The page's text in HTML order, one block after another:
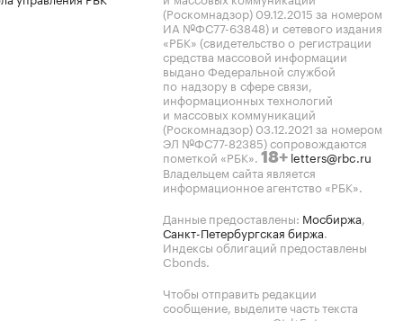
(Роскомнадзор) 09.12.2015 за номером
ИА №ФС77-63848) и сетевого издания
«РБК» (свидетельство о регистрации
средства массовой информации
выдано Федеральной службой
по надзору в сфере связи,
информационных технологий
и массовых коммуникаций
(Роскомнадзор) 03.12.2021 за номером
ЭЛ №ФС77-82385) сопровождаются
пометкой «РБК». 18+ letters@rbc.ru
Владельцем сайта является
информационное агентство «РБК».
Данные предоставлены: Мосбиржа,
Санкт-Петербургская биржа.
Индексы облигаций предоставлены
Cbonds.
Чтобы отправить редакции
сообщение, выделите часть текста